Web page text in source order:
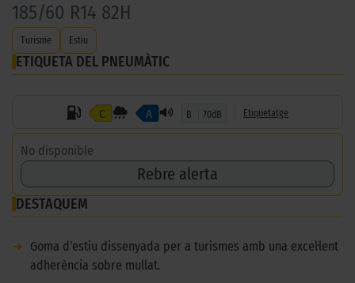
185/60 R14 82H
Turisme Estiu
ETIQUETA DEL PNEUMÀTIC
C A B 70dB Etiquetatge
No disponible
Rebre alerta
DESTAQUEM
➜
Goma d’estiu dissenyada per a turismes amb una excel·lent
adherència sobre mullat.